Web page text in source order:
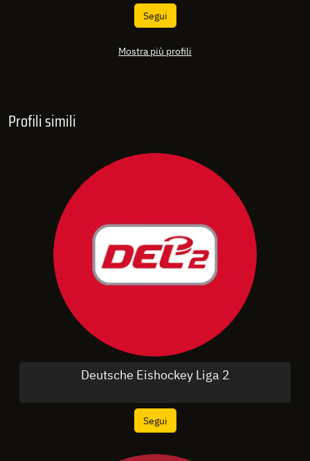
Segui
Mostra più profili
Profili simili
Deutsche Eishockey Liga 2
Segui